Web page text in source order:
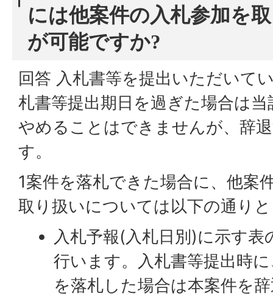
には他案件の入札参加を
が可能ですか?
回答 入札書等を提出いただいて
札書等提出期日を過ぎた場合は
やめることはできませんが、辞
す。
1案件を落札できた場合に、他案
取り扱いについては以下の通り
入札予報(入札日別)に示す表
行います。入札書等提出時
を落札した場合は本案件を